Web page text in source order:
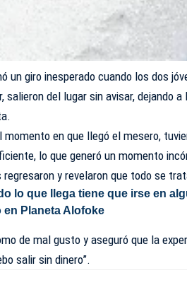
un giro inesperado cuando los dos
salieron del lugar sin avisar, dejando
momento en que llegó el mesero,
lo que generó un momento
y revelaron que todo se
lo que llega tiene que irse en
Planeta Alofoke
de mal gusto y aseguró que la
salir sin dinero”.